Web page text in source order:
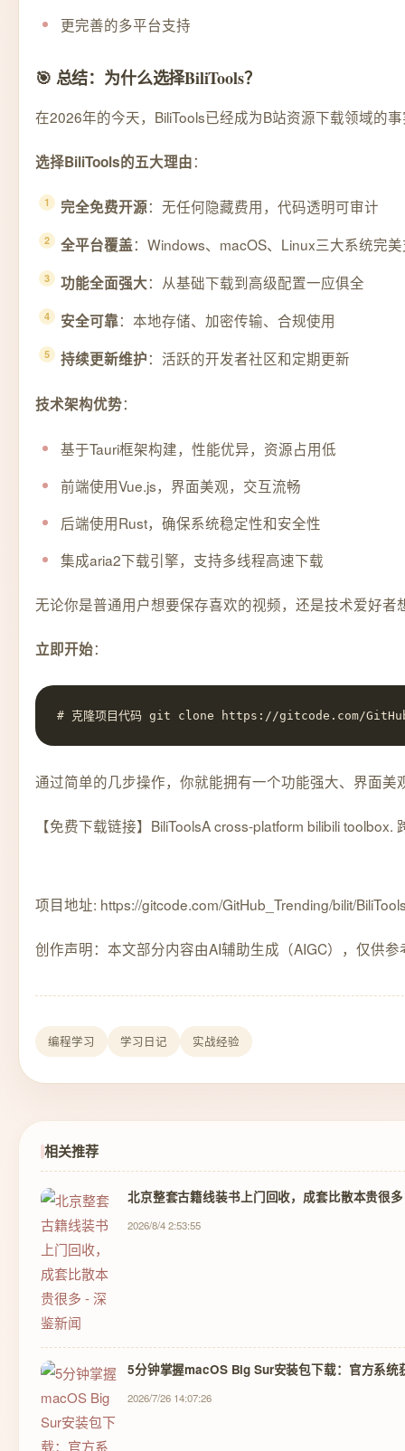
更完善的多平台支持
🎯 总结：为什么选择BiliTools？
在2026年的今天，BiliTools已经成为B站资源下载领域的
选择BiliTools的五大理由：
完全免费开源：无任何隐藏费用，代码透明可审计
全平台覆盖：Windows、macOS、Linux三大系统完
功能全面强大：从基础下载到高级配置一应俱全
安全可靠：本地存储、加密传输、合规使用
持续更新维护：活跃的开发者社区和定期更新
技术架构优势：
基于Tauri框架构建，性能优异，资源占用低
前端使用Vue.js，界面美观，交互流畅
后端使用Rust，确保系统稳定性和安全性
集成aria2下载引擎，支持多线程高速下载
无论你是普通用户想要保存喜欢的视频，还是技术爱好
立即开始：
# 克隆项目代码 git clone https://gitcode.com/
通过简单的几步操作，你就能拥有一个功能强大、界面
【免费下载链接】BiliToolsA cross-platform bilibili
项目地址: https://gitcode.com/GitHub_Trending/bilit/
创作声明：本文部分内容由AI辅助生成（AIGC），仅供参
编程学习 学习日记 实战经验
相关推荐
北京整套古籍线装书上门回收，成套比散本贵很
2026/8/4 2:53:55
5分钟掌握macOS Big Sur安装包下载：官方系统
2026/7/26 14:07:26